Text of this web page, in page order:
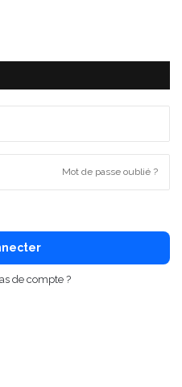
Mot de passe oublié ?
de compte ?